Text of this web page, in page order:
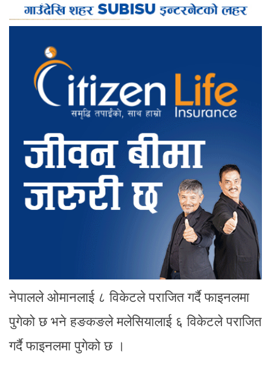
नेपालले ओमानलाई ८ विकेटले पराजित गर्दै फाइनलमा
पुगेको छ भने हङकङले मलेसियालाई ६ विकेटले पराजित
गर्दै फाइनलमा पुगेको छ ।